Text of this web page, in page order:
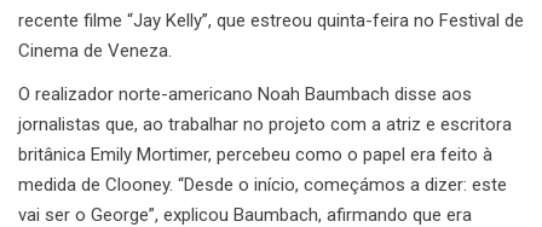
recente filme “Jay Kelly”, que estreou quinta-feira no Festival de
Cinema de Veneza.
O realizador norte-americano Noah Baumbach disse aos
jornalistas que, ao trabalhar no projeto com a atriz e escritora
britânica Emily Mortimer, percebeu como o papel era feito à
medida de Clooney. “Desde o início, começámos a dizer: este
vai ser o George”, explicou Baumbach, afirmando que era